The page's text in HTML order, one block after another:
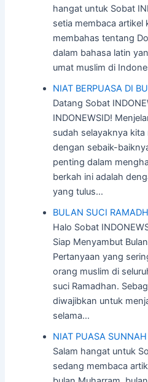
hangat untuk Sobat
setia membaca artikel
membahas tentang
dalam bahasa latin
umat muslim di
NIAT BERPUASA DI
Datang Sobat
INDONEWSID!
sudah selayaknya
dengan sebaik-
penting dalam
berkah ini adalah
yang tulus…
BULAN SUCI
Halo Sobat
Siap Menyambut
Pertanyaan yang
orang muslim di
suci Ramadhan.
diwajibkan untuk
selama…
NIAT PUASA
Salam hangat untuk
sedang membaca